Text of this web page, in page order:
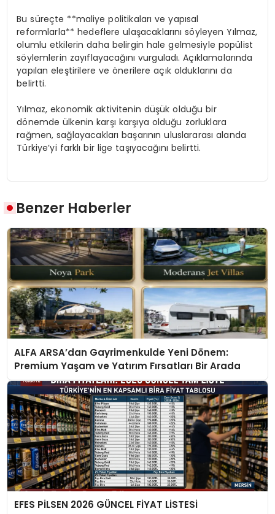
Bu süreçte **maliye politikaları ve yapısal
reformlarla** hedeflere ulaşacaklarını söyleyen Yılmaz,
olumlu etkilerin daha belirgin hale gelmesiyle popülist
söylemlerin zayıflayacağını vurguladı. Açıklamalarında
yapılan eleştirilere ve önerilere açık olduklarını da
belirtti.
Yılmaz, ekonomik aktivitenin düşük olduğu bir
dönemde ülkenin karşı karşıya olduğu zorluklara
rağmen, sağlayacakları başarının uluslararası alanda
Türkiye’yi farklı bir lige taşıyacağını belirtti.
Benzer Haberler
ALFA ARSA’dan Gayrimenkulde Yeni Dönem:
Premium Yaşam ve Yatırım Fırsatları Bir Arada
EFES PİLSEN 2026 GÜNCEL FİYAT LİSTESİ